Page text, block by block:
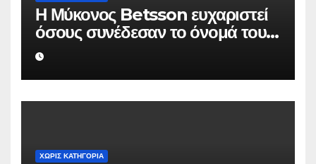
Η Μύκονος Betsson ευχαριστεί
όσους συνέδεσαν το όνομά τους
με την ιστορική χρονιά
ΧΩΡΊΣ ΚΑΤΗΓΟΡΊΑ